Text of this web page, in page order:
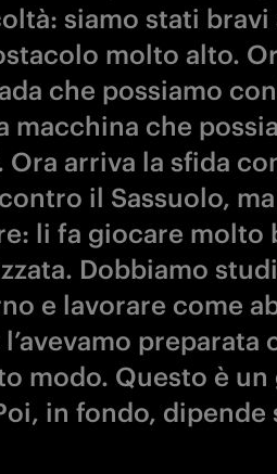
siamo stati bravi
molto alto.
che possiamo
macchina che
Ora arriva la sfida
il Sassuolo,
li fa giocare molto
Dobbiamo
e lavorare come
preparata
modo. Questo è
in fondo, dipende